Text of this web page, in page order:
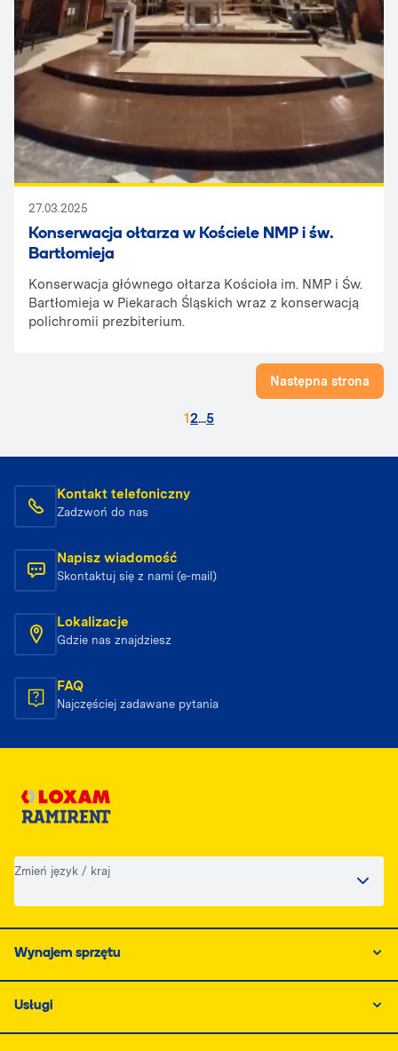
27.03.2025
Konserwacja ołtarza w Kościele NMP i św.
Bartłomieja
Konserwacja głównego ołtarza Kościoła im. NMP i Św.
Bartłomieja w Piekarach Śląskich wraz z konserwacją
polichromii prezbiterium.
Następna strona
12...5
Kontakt telefoniczny
Zadzwoń do nas
Napisz wiadomość
Skontaktuj się z nami (e-mail)
Lokalizacje
Gdzie nas znajdziesz
FAQ
Najczęściej zadawane pytania
Zmień język / kraj
Wynajem sprzętu
Usługi